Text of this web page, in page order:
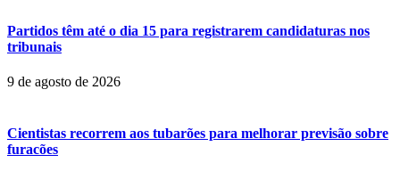
Partidos têm até o dia 15 para registrarem candidaturas nos
tribunais
9 de agosto de 2026
Cientistas recorrem aos tubarões para melhorar previsão sobre
furacões